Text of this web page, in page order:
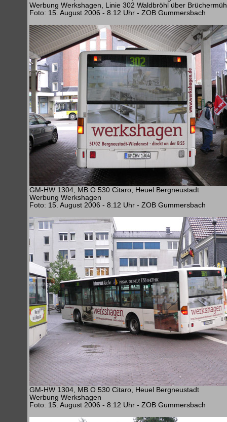
Werbung Werkshagen, Linie 302 Waldbröhl über
Foto: 15. August 2006 - 8.12 Uhr - ZOB Gummersbach
GM-HW 1304, MB O 530 Citaro, Heuel Bergneustadt
Werbung Werkshagen
Foto: 15. August 2006 - 8.12 Uhr - ZOB Gummersbach
GM-HW 1304, MB O 530 Citaro, Heuel Bergneustadt
Werbung Werkshagen
Foto: 15. August 2006 - 8.12 Uhr - ZOB Gummersbach